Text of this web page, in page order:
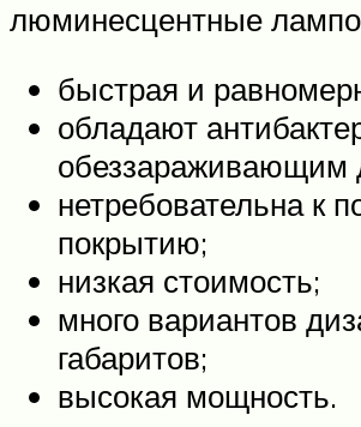
люминесцентные
быстрая и
обладают
обеззараживающим
нетребовательна к
покрытию;
низкая стоимость;
много вариантов
габаритов;
высокая мощность.